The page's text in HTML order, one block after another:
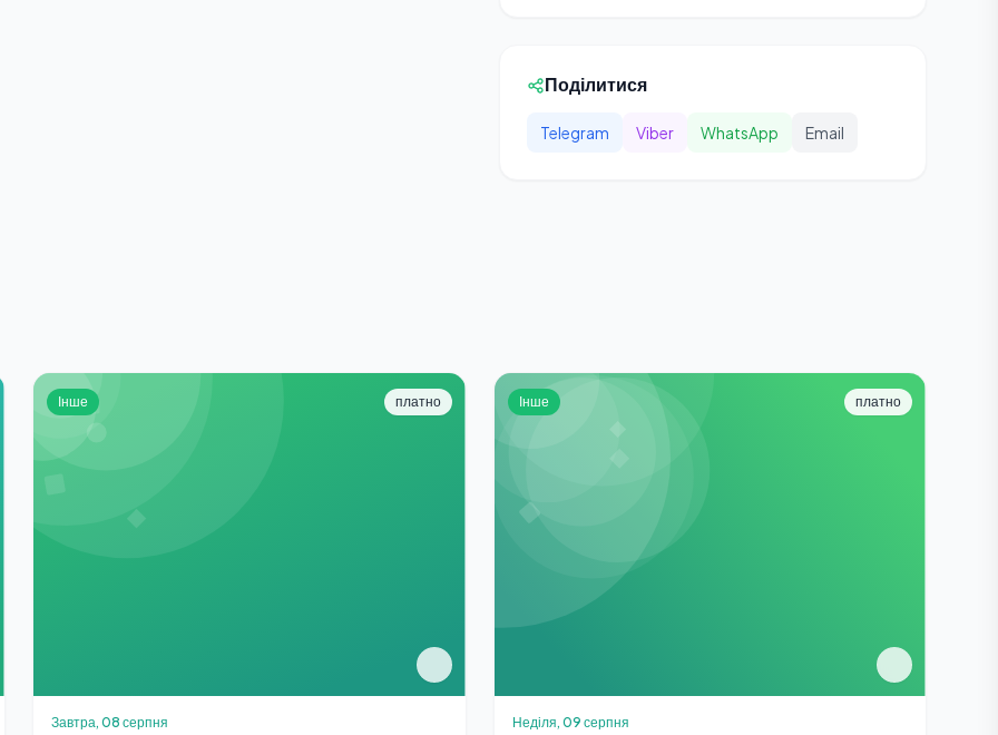
Поділитися
Telegram Viber WhatsApp Email
Інше платно
Завтра, 08 серпня
Інше платно
Неділя, 09 серпня